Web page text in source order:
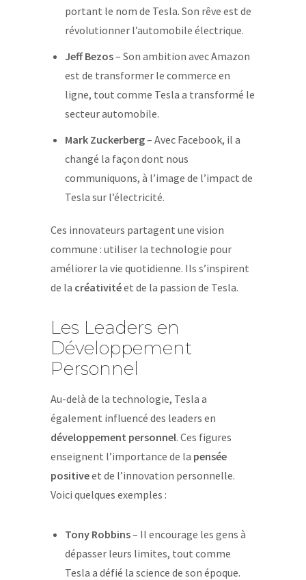
portant le nom de Tesla. Son rêve est de
révolutionner l’automobile électrique.
Jeff Bezos– Son ambition avec Amazon
est de transformer le commerce en
ligne, tout comme Tesla a transformé le
secteur automobile.
Mark Zuckerberg– Avec Facebook, il a
changé la façon dont nous
communiquons, à l’image de l’impact de
Tesla sur l’électricité.
Ces innovateurs partagent une vision
commune : utiliser la technologie pour
améliorer la vie quotidienne. Ils s’inspirent
de la créativitéet de la passion de Tesla.
Les Leaders en
Développement
Personnel
Au-delà de la technologie, Tesla a
également influencé des leaders en
développement personnel. Ces figures
enseignent l’importance de la pensée
positiveet de l’innovation personnelle.
Voici quelques exemples :
Tony Robbins– Il encourage les gens à
dépasser leurs limites, tout comme
Tesla a défié la science de son époque.